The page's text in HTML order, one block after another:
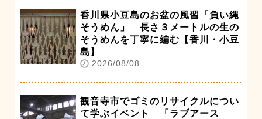
香川県小豆島のお盆の風習「負い縄
そうめん」 長さ３メートルの生の
そうめんを丁寧に編む【香川・小豆
島】
2026/08/08
観音寺市でゴミのリサイクルについ
て学ぶイベント 「ラブアース